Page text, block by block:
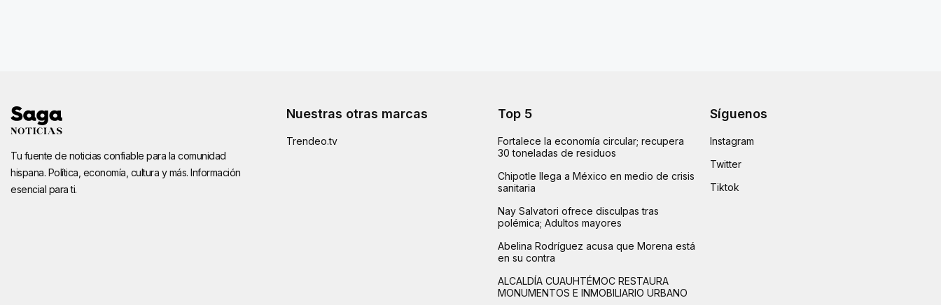
Tu fuente de noticias confiable para la comunidad
hispana. Política, economía, cultura y más. Información
esencial para ti.
Nuestras otras marcas
Trendeo.tv
Top 5
Fortalece la economía circular; recupera
30 toneladas de residuos
Chipotle llega a México en medio de crisis
sanitaria
Nay Salvatori ofrece disculpas tras
polémica; Adultos mayores
Abelina Rodríguez acusa que Morena está
en su contra
ALCALDÍA CUAUHTÉMOC RESTAURA
MONUMENTOS E INMOBILIARIO URBANO
Síguenos
Instagram
Twitter
Tiktok